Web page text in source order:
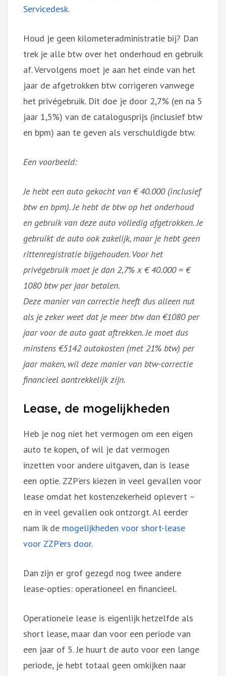
Servicedesk.
Houd je geen kilometeradministratie bij? Dan
trek je alle btw over het onderhoud en gebruik
af. Vervolgens moet je aan het einde van het
jaar de afgetrokken btw corrigeren vanwege
het privégebruik. Dit doe je door 2,7% (en na 5
jaar 1,5%) van de catalogusprijs (inclusief btw
en bpm) aan te geven als verschuldigde btw.
Een voorbeeld:
Je hebt een auto gekocht van € 40.000 (inclusief
btw en bpm). Je hebt de btw op het onderhoud
en gebruik van deze auto volledig afgetrokken. Je
gebruikt de auto ook zakelijk, maar je hebt geen
rittenregistratie bijgehouden. Voor het
privégebruik moet je dan 2,7% x € 40.000 = €
1080 btw per jaar betalen.
Deze manier van correctie heeft dus alleen nut
als je zeker weet dat je meer btw dan €1080 per
jaar voor de auto gaat aftrekken. Je moet dus
minstens €5142 autokosten (met 21% btw) per
jaar maken, wil deze manier van btw-correctie
financieel aantrekkelijk zijn.
Lease, de mogelijkheden
Heb je nog niet het vermogen om een eigen
auto te kopen, of wil je dat vermogen
inzetten voor andere uitgaven, dan is lease
een optie. ZZP’ers kiezen in veel gevallen voor
lease omdat het kostenzekerheid oplevert –
en in veel gevallen ook ontzorgt. Al eerder
nam ik de mogelijkheden voor short-lease
voor ZZP’ers door.
Dan zijn er grof gezegd nog twee andere
lease-opties: operationeel en financieel.
Operationele lease is eigenlijk hetzelfde als
short lease, maar dan voor een periode van
een jaar of 5. Je huurt de auto voor een lange
periode, je hebt totaal geen omkijken naar